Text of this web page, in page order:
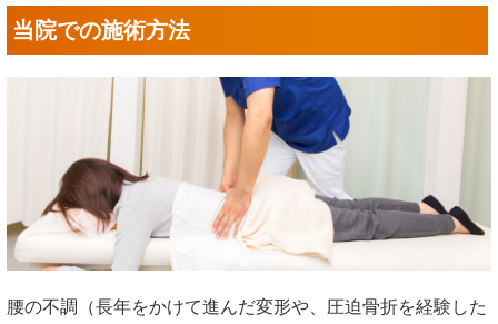
に負担をかけ続けている「全身のバランスの崩れ」を突き止
め、上流から優しく整えることで、腰ががんばらなくてもい
い環境を作っていきます。
当院での施術方法